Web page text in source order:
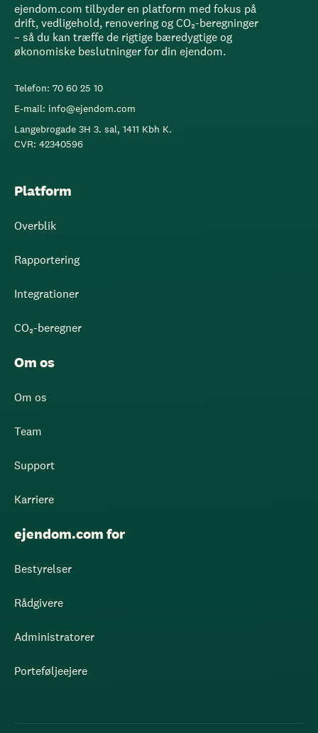
ejendom.com tilbyder en platform med fokus på
drift, vedligehold, renovering og CO₂-beregninger
– så du kan træffe de rigtige bæredygtige og
økonomiske beslutninger for din ejendom.
Telefon: 70 60 25 10
E-mail: info@ejendom.com
Langebrogade 3H 3. sal, 1411 Kbh K.
CVR: 42340596
Platform
Overblik
Rapportering
Integrationer
CO₂-beregner
Om os
Om os
Team
Support
Karriere
ejendom.com for
Bestyrelser
Rådgivere
Administratorer
Porteføljeejere